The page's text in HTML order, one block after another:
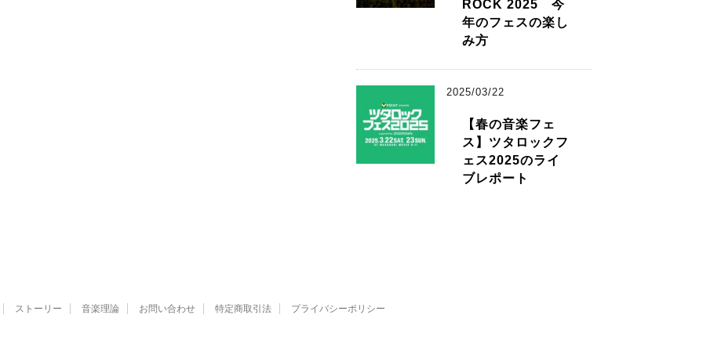
ROCK 2025 今
年のフェスの楽し
み方
2025/03/22
【春の音楽フェ
ス】ツタロックフ
ェス2025のライ
ブレポート
ストーリー 音楽理論 お問い合わせ 特定商取引法 プライバシーポリシー